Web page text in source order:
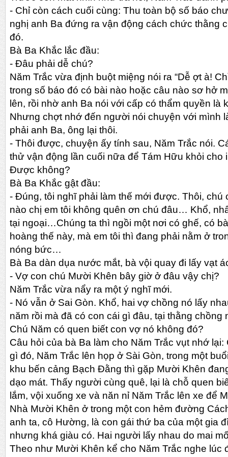
- Chỉ còn cách cuối cùng: Thu toàn bộ số báo
nghị anh Ba đứng ra vận động cách chức thằng
đó.
Bà Ba Khắc lắc đầu:
- Đâu phải dễ chú?
Năm Trắc vừa định buột miệng nói ra “Dễ ợt à!
trong số báo đó có bài nào hoặc câu nào sơ hở
lên, rồi nhờ anh Ba nói với cấp có thẩm quyền là
Nhưng chợt nhớ đến người nói chuyện với mình
phải anh Ba, ông lại thôi.
- Thôi được, chuyện ấy tính sau, Năm Trắc nói.
thử vận động lần cuối nữa để Tám Hữu khỏi cho
Được không?
Bà Ba Khắc gật đầu:
- Đúng, tôi nghĩ phải làm thế mới được. Thôi, chú
nào chị em tôi không quên ơn chú đâu… Khổ,
tại ngoại…Chúng ta thì ngồi một nơi có ghế, có
hoàng thế này, mà em tôi thì đang phải nằm ở
nóng bức…
Bà Ba dàn dụa nước mắt, bà vội quay đi lấy vạt
- Vợ con chú Mười Khên bây giờ ở đâu vậy chị?
Năm Trắc vừa nẩy ra một ý nghĩ mới.
- Nó vẫn ở Sai Gòn. Khổ, hai vợ chồng nó lấy
năm rồi mà đã có con cái gì đâu, tại thằng chồng
Chú Năm có quen biết con vợ nó không đó?
Câu hỏi của bà Ba làm cho Năm Trắc vụt nhớ lại:
gì đó, Năm Trắc lên họp ở Sài Gòn, trong một
khu bến cảng Bạch Đằng thì gặp Mười Khên
dạo mát. Thấy người cùng quê, lại là chỗ quen
lắm, vội xuống xe và năn nỉ Năm Trắc lên xe để
Nhà Mười Khên ở trong một con hẻm đường
anh ta, cô Hường, là con gái thứ ba của một gia
nhưng khá giàu có. Hai người lấy nhau do mai
Theo như Mười Khên kể cho Năm Trắc nghe lúc